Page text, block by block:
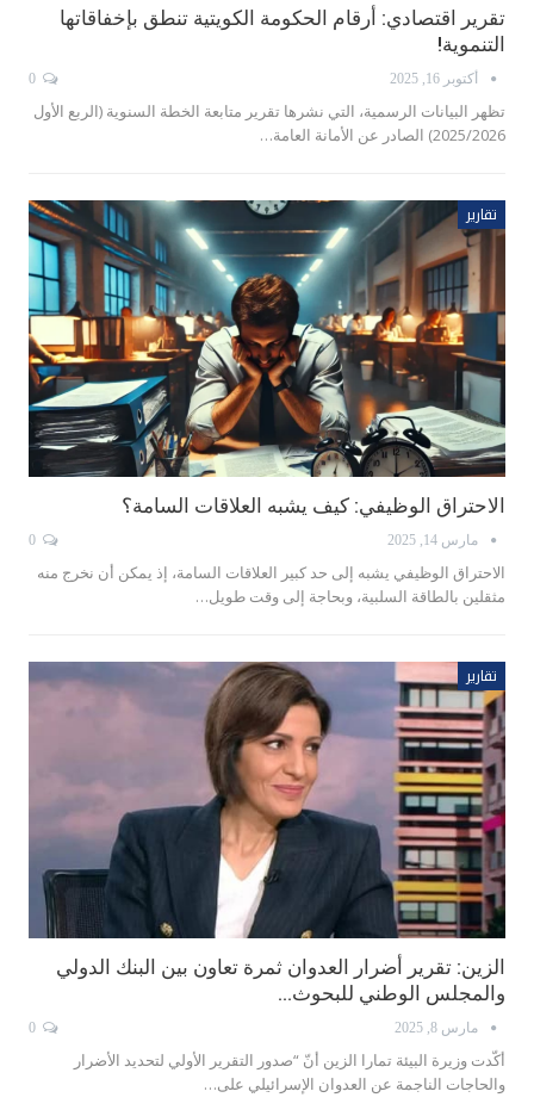
تقرير اقتصادي: أرقام الحكومة الكويتية تنطق بإخفاقاتها
التنموية!
أكتوبر 16, 2025
تظهر البيانات الرسمية، التي نشرها تقرير متابعة الخطة السنوية (الربع الأول
2025/2026) الصادر عن الأمانة العامة…
تقارير
الاحتراق الوظيفي: كيف يشبه العلاقات السامة؟
مارس 14, 2025
الاحتراق الوظيفي يشبه إلى حد كبير العلاقات السامة، إذ يمكن أن نخرج منه
مثقلين بالطاقة السلبية، وبحاجة إلى وقت طويل…
تقارير
الزين: تقرير أضرار العدوان ثمرة تعاون بين البنك الدولي
والمجلس الوطني للبحوث…
مارس 8, 2025
أكّدت وزيرة البيئة تمارا الزين أنّ “صدور التقرير الأولي لتحديد الأضرار
والحاجات الناجمة عن العدوان الإسرائيلي على…